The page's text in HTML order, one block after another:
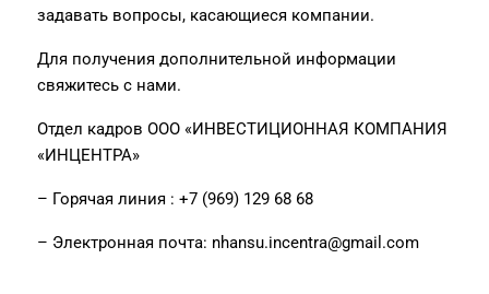
задавать вопросы, касающиеся компании.
Для получения дополнительной информации
свяжитесь с нами.
Отдел кадров ООО «ИНВЕСТИЦИОННАЯ КОМПАНИЯ
«ИНЦЕНТРА»
– Горячая линия : +7 (969) 129 68 68
– Электронная почта: nhansu.incentra@gmail.com